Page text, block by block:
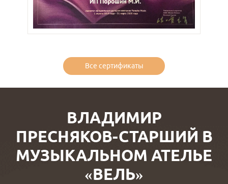
Все сертификаты
ВЛАДИМИР
ПРЕСНЯКОВ-СТАРШИЙ В
МУЗЫКАЛЬНОМ АТЕЛЬЕ
«ВЕЛЬ»